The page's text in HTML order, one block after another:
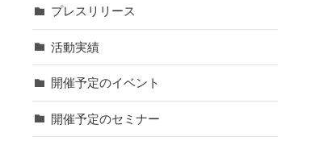
プレスリリース
活動実績
開催予定のイベント
開催予定のセミナー